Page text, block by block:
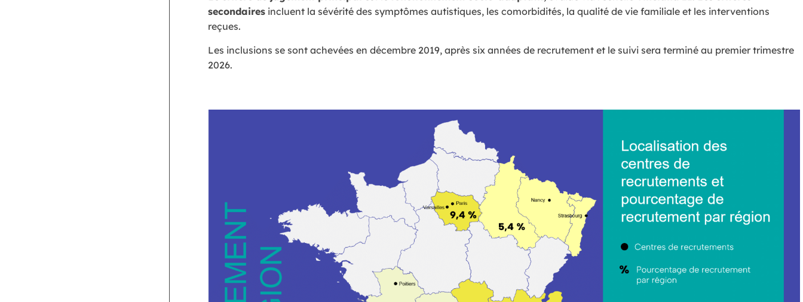
secondairesincluent la sévérité des symptômes autistiques, les comorbidités, la qualité de vie familiale et les interventions
reçues.
Les inclusions se sont achevées en décembre 2019, après six années de recrutement et le suivi sera terminé au premier trimestre
2026.